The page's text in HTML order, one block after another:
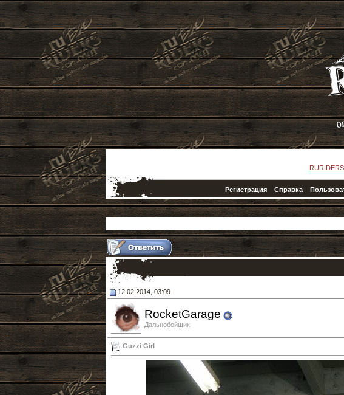
Регистрация Справка
12.02.2014, 03:09
RocketGarage
Дальнобойщик
Guzzi Girl